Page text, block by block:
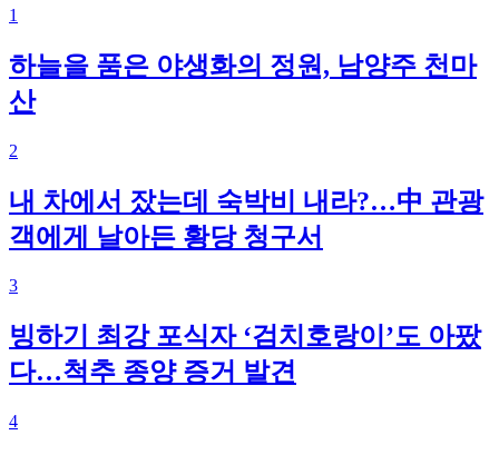
1
하늘을 품은 야생화의 정원, 남양주 천마
산
2
내 차에서 잤는데 숙박비 내라?…中 관광
객에게 날아든 황당 청구서
3
빙하기 최강 포식자 ‘검치호랑이’도 아팠
다…척추 종양 증거 발견
4